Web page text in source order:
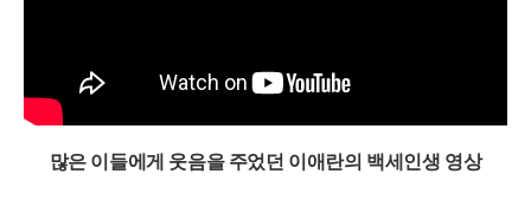
많은 이들에게 웃음을 주었던 이애란의 백세인생 영상